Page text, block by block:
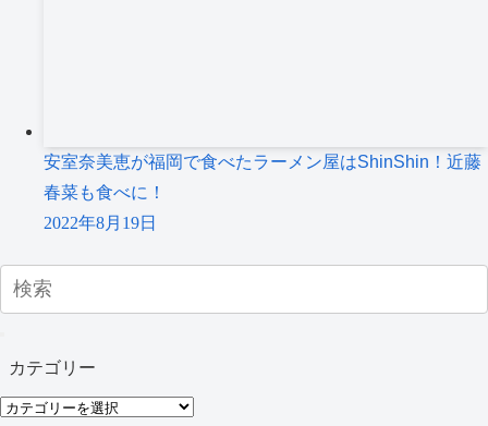
安室奈美恵が福岡で食べたラーメン屋はShinShin！近藤
春菜も食べに！
2022年8月19日
カテゴリー
カ